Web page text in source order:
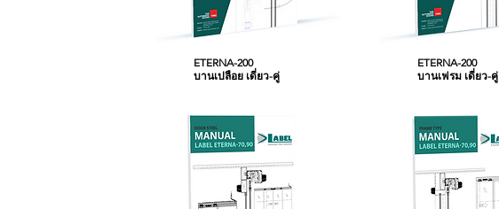
ETERNA-200
บานเปลือย เดี่ยว-คู่
ETERNA-200
บานเฟรม เดี่ยว-คู่